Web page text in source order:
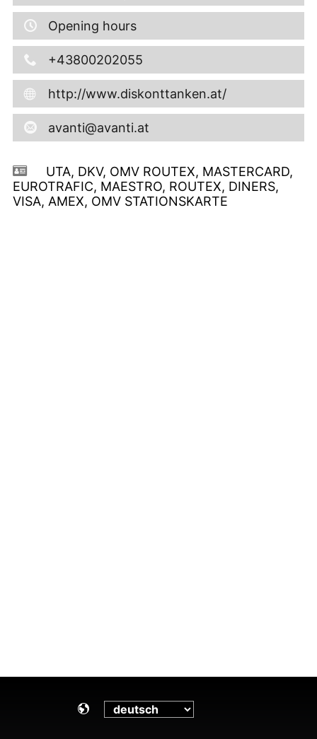
Opening hours
+43800202055
http://www.diskonttanken.at/
avanti@avanti.at
UTA, DKV, OMV ROUTEX, MASTERCARD,
EUROTRAFIC, MAESTRO, ROUTEX, DINERS,
VISA, AMEX, OMV STATIONSKARTE